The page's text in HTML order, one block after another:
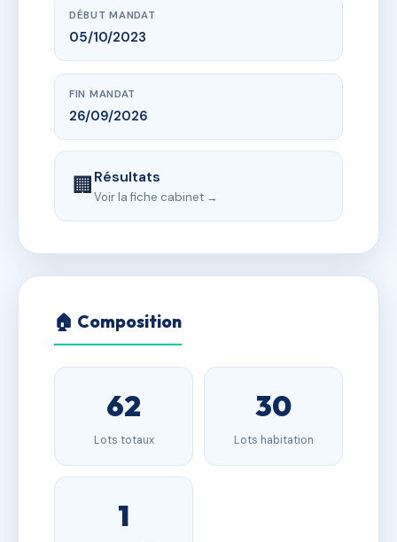
DÉBUT MANDAT
05/10/2023
FIN MANDAT
26/09/2026
🏢Résultats
Voir la fiche cabinet →
🏠 Composition
62
Lots totaux
30
Lots habitation
1